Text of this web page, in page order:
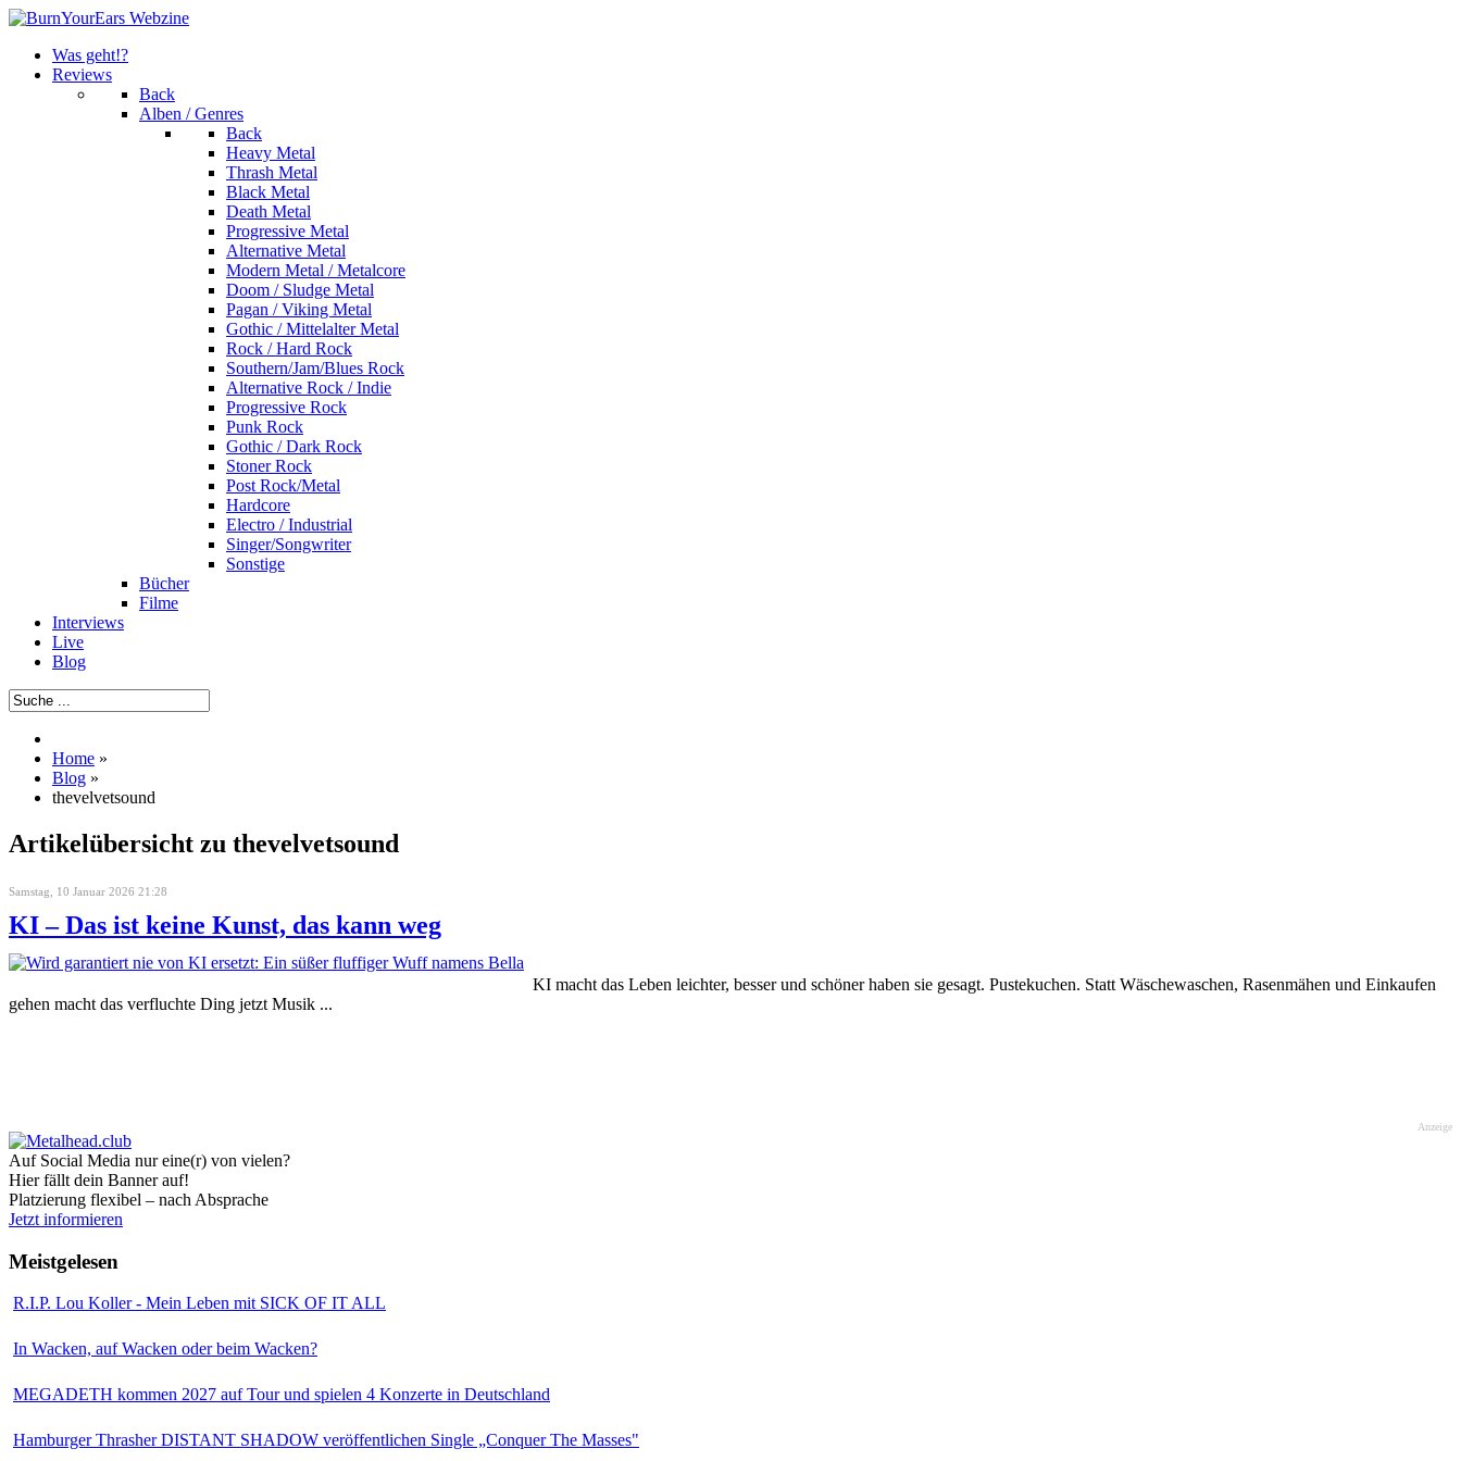
Was geht!?
Reviews
Back
Alben / Genres
Back
Heavy Metal
Thrash Metal
Black Metal
Death Metal
Progressive Metal
Alternative Metal
Modern Metal / Metalcore
Doom / Sludge Metal
Pagan / Viking Metal
Gothic / Mittelalter Metal
Rock / Hard Rock
Southern/Jam/Blues Rock
Alternative Rock / Indie
Progressive Rock
Punk Rock
Gothic / Dark Rock
Stoner Rock
Post Rock/Metal
Hardcore
Electro / Industrial
Singer/Songwriter
Sonstige
Bücher
Filme
Interviews
Live
Blog
Home »
Blog »
thevelvetsound
Artikelübersicht zu thevelvetsound
Samstag, 10 Januar 2026 21:28
KI – Das ist keine Kunst, das kann weg
KI macht das Leben leichter, besser und schöner haben sie gesagt. Pustekuchen. Statt Wäschewaschen, Rasenmähen und Einkaufen
gehen macht das verfluchte Ding jetzt Musik ...
Anzeige
Auf Social Media nur eine(r) von vielen?
Hier fällt dein Banner auf!
Platzierung flexibel – nach Absprache
Jetzt informieren
Meistgelesen
R.I.P. Lou Koller - Mein Leben mit SICK OF IT ALL
In Wacken, auf Wacken oder beim Wacken?
MEGADETH kommen 2027 auf Tour und spielen 4 Konzerte in Deutschland
Hamburger Thrasher DISTANT SHADOW veröffentlichen Single „Conquer The Masses"